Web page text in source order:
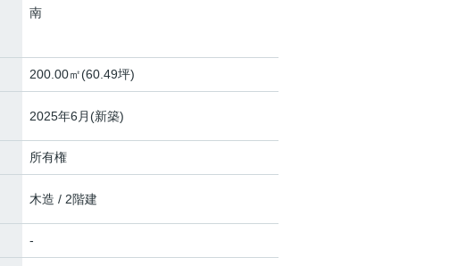
南
200.00㎡(60.49坪)
2025年6月(新築)
所有権
木造 / 2階建
-